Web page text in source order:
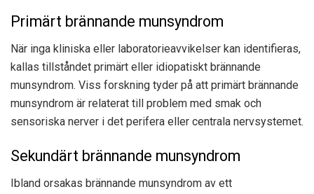
Primärt brännande munsyndrom
När inga kliniska eller laboratorieavvikelser kan identifieras,
kallas tillståndet primärt eller idiopatiskt brännande
munsyndrom. Viss forskning tyder på att primärt brännande
munsyndrom är relaterat till problem med smak och
sensoriska nerver i det perifera eller centrala nervsystemet.
Sekundärt brännande munsyndrom
Ibland orsakas brännande munsyndrom av ett